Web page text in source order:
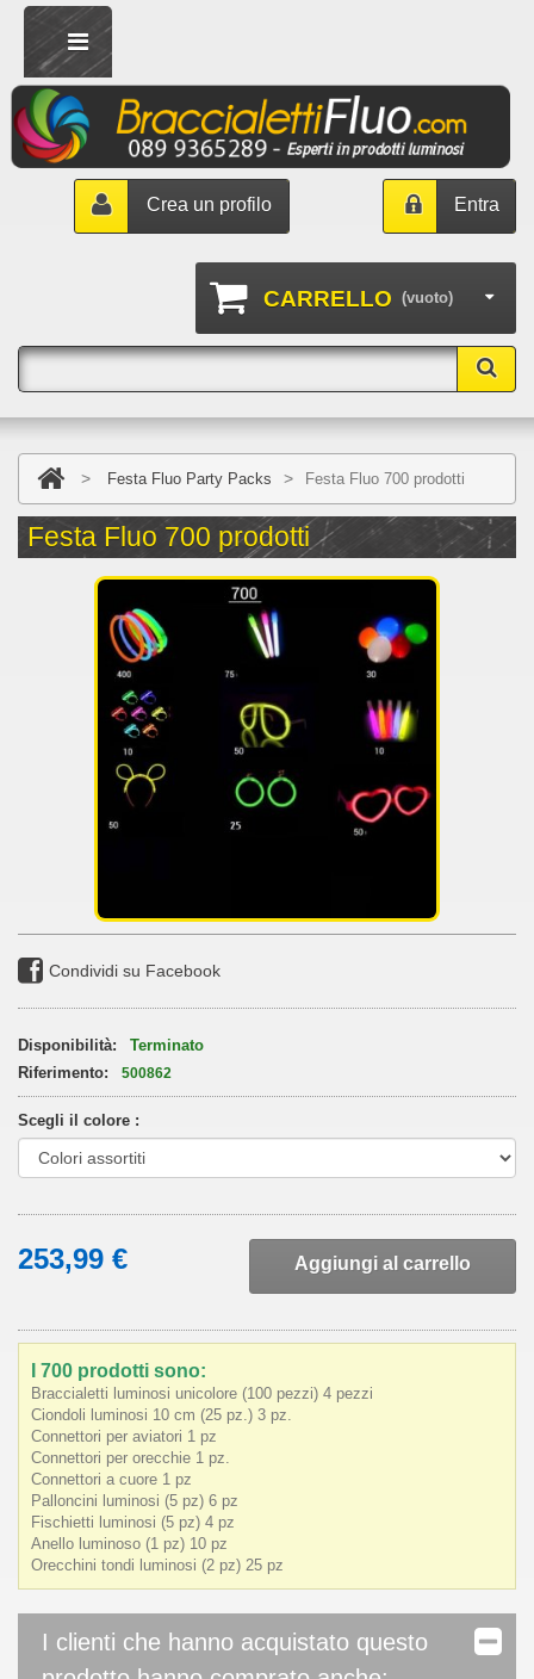
Entra
Crea un profilo
CARRELLO (vuoto)
> Festa Fluo Party Packs > Festa Fluo 700 prodotti
Festa Fluo 700 prodotti
Condividi su Facebook
Disponibilità:
Terminato
Riferimento:
500862
Scegli il colore :
253,99 € Aggiungi al carrello
I 700 prodotti sono:
Braccialetti luminosi unicolore (100 pezzi) 4 pezzi
Ciondoli luminosi 10 cm (25 pz.) 3 pz.
Connettori per aviatori 1 pz
Connettori per orecchie 1 pz.
Connettori a cuore 1 pz
Palloncini luminosi (5 pz) 6 pz
Fischietti luminosi (5 pz) 4 pz
Anello luminoso (1 pz) 10 pz
Orecchini tondi luminosi (2 pz) 25 pz
I clienti che hanno acquistato questo